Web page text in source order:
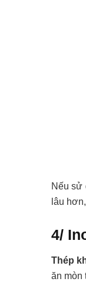
Nếu sử
lâu
4/
Thép
ăn mòn